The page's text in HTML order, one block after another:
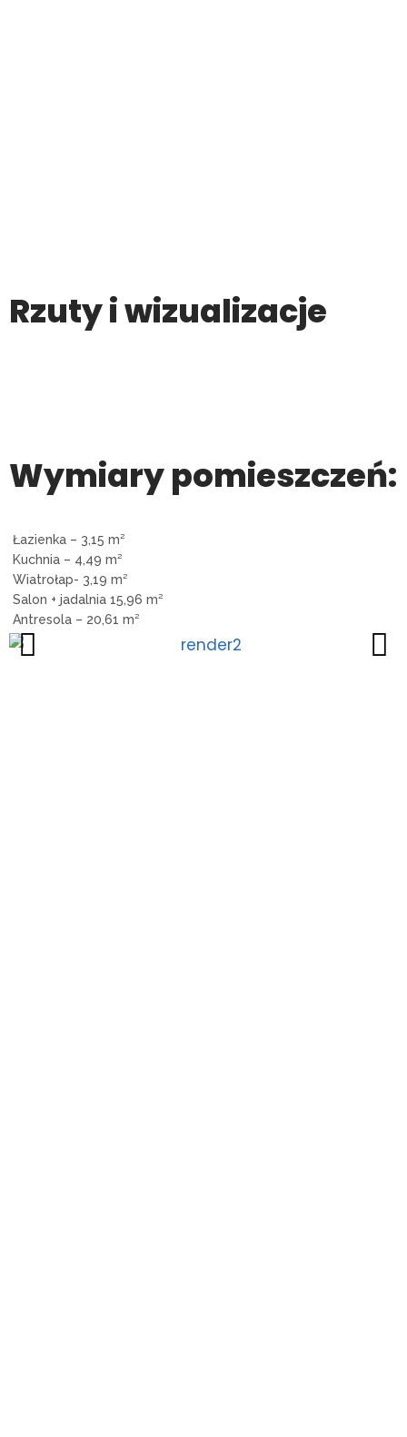
Rzuty i wizualizacje
Wymiary pomieszczeń:
Łazienka – 3,15 m²
Kuchnia – 4,49 m²
Wiatrołap- 3,19 m²
Salon + jadalnia 15,96 m²
Antresola – 20,61 m²